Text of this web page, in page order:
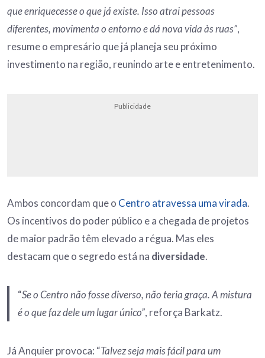
que enriquecesse o que já existe. Isso atrai pessoas
diferentes, movimenta o entorno e dá nova vida às ruas”,
resume o empresário que já planeja seu próximo
investimento na região, reunindo arte e entretenimento.
Publicidade
Ambos concordam que o Centro atravessa uma virada.
Os incentivos do poder público e a chegada de projetos
de maior padrão têm elevado a régua. Mas eles
destacam que o segredo está na diversidade.
“Se o Centro não fosse diverso, não teria graça. A mistura
é o que faz dele um lugar único”, reforça Barkatz.
Já Anquier provoca: “Talvez seja mais fácil para um